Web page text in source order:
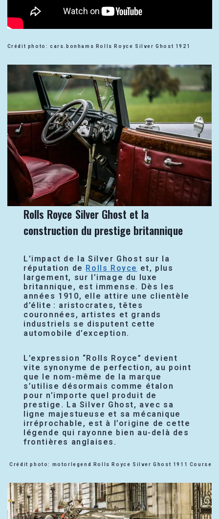
Crédit photo: cars.bonhams Rolls Royce Silver Ghost 1921
Rolls Royce Silver Ghost et la
construction du prestige britannique
L’impact de la Silver Ghost sur la
réputation de Rolls Royce et, plus
largement, sur l’image du luxe
britannique, est immense. Dès les
années 1910, elle attire une clientèle
d’élite : aristocrates, têtes
couronnées, artistes et grands
industriels se disputent cette
automobile d’exception.
L’expression “Rolls Royce” devient
vite synonyme de perfection, au point
que le nom-même de la marque
s’utilise désormais comme étalon
pour n’importe quel produit de
prestige. La Silver Ghost, avec sa
ligne majestueuse et sa mécanique
irréprochable, est à l’origine de cette
légende qui rayonne bien au-delà des
frontières anglaises.
Crédit photo: motorlegend Rolls Royce Silver Ghost 1911 Course